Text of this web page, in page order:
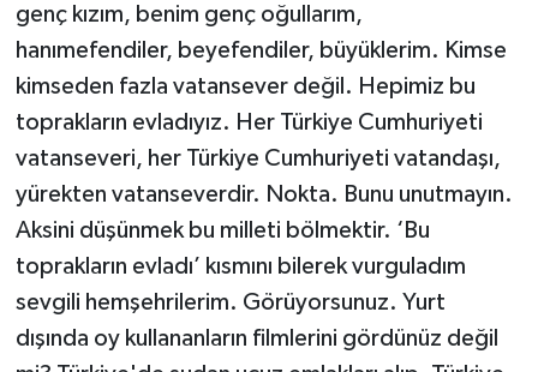
genç kızım, benim genç oğullarım,
hanımefendiler, beyefendiler, büyüklerim. Kimse
kimseden fazla vatansever değil. Hepimiz bu
toprakların evladıyız. Her Türkiye Cumhuriyeti
vatanseveri, her Türkiye Cumhuriyeti vatandaşı,
yürekten vatanseverdir. Nokta. Bunu unutmayın.
Aksini düşünmek bu milleti bölmektir. ‘Bu
toprakların evladı’ kısmını bilerek vurguladım
sevgili hemşehrilerim. Görüyorsunuz. Yurt
dışında oy kullananların filmlerini gördünüz değil